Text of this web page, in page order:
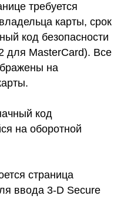
требуется
карты, срок
код безопасности
для MasterCard). Все
на
код
на оборотной
страница
ввода 3-D Secure